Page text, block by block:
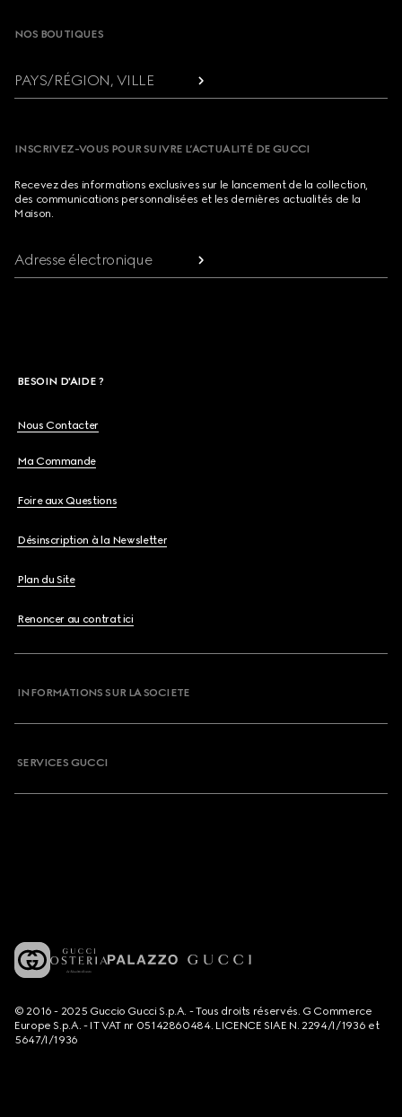
NOS BOUTIQUES
PAYS/RÉGION, VILLE
INSCRIVEZ-VOUS POUR SUIVRE L’ACTUALITÉ DE GUCCI
Recevez des informations exclusives sur le lancement de la collection,
des communications personnalisées et les dernières actualités de la
Maison.
Adresse électronique
BESOIN D'AIDE ?
Nous Contacter
Ma Commande
Foire aux Questions
Désinscription à la Newsletter
Plan du Site
Renoncer au contrat ici
INFORMATIONS SUR LA SOCIETE
SERVICES GUCCI
© 2016 - 2025 Guccio Gucci S.p.A. - Tous droits réservés. G Commerce
Europe S.p.A. - IT VAT nr 05142860484. LICENCE SIAE N. 2294/I/1936 et
5647/I/1936